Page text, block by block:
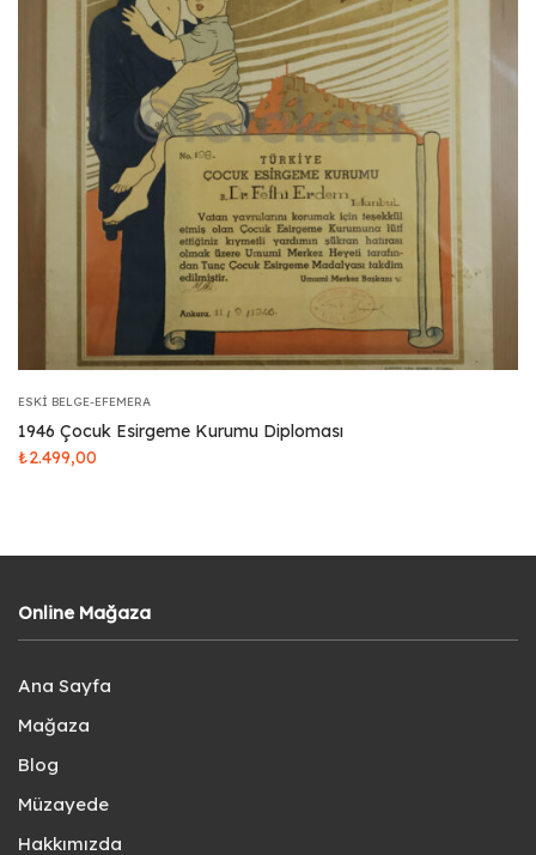
ESKI BELGE-EFEMERA
1946 Çocuk Esirgeme Kurumu Diploması
₺2.499,00
Online Mağaza
Ana Sayfa
Mağaza
Blog
Müzayede
Hakkımızda